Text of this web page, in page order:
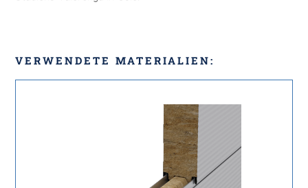
VERWENDETE MATERIALIEN: